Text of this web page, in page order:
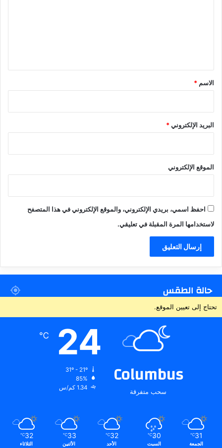
*
الاسم *
البريد الإلكتروني*
الموقع الإلكتروني
احفظ اسمي، بريدي الإلكتروني، والموقع الإلكتروني في هذا المتصفح
لاستخدامها المرة المقبلة في تعليقي.
حالة الطقس
تحتاج إلى تعيين الموقع.
Columbus
سحب متفرقة
24
℃
85%
1.34 كم/س
31
℃
الجمعة
30
℃
السبت
32
℃
الأحد
33
℃
الأثنين
32
℃
الثلاثاء